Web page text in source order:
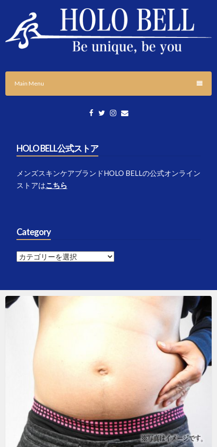
content
HOLO BELL BLOGS
Main Menu
HOLO BELL公式ストア
メンズスキンケアブランドHOLO BELLの公式オンライン
ストアはこちら
Category
Category